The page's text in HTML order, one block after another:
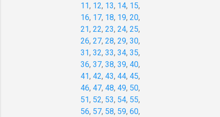
11, 12, 13, 14, 15,
16, 17, 18, 19, 20,
21, 22, 23, 24, 25,
26, 27, 28, 29, 30,
31, 32, 33, 34, 35,
36, 37, 38, 39, 40,
41, 42, 43, 44, 45,
46, 47, 48, 49, 50,
51, 52, 53, 54, 55,
56, 57, 58, 59, 60,